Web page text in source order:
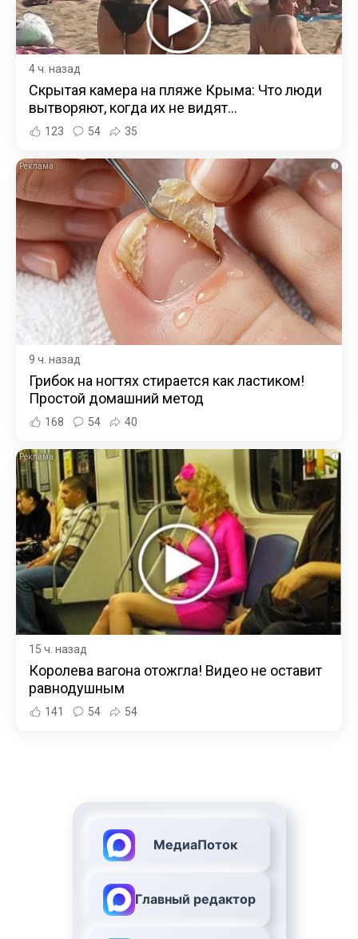
4 ч. назад
Скрытая камера на пляже Крыма: Что люди
вытворяют, когда их не видят...
123 54 35
i
9 ч. назад
Грибок на ногтях стирается как ластиком!
Простой домашний метод
168 54 40
i
15 ч. назад
Королева вагона отожгла! Видео не оставит
равнодушным
141 54 54
МедиаПоток
Главный редактор